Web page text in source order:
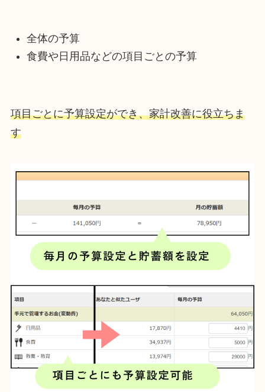
全体の予算
食費や日用品などの項目ごとの予算
項目ごとに予算設定ができ、家計改善に役立ちま
す